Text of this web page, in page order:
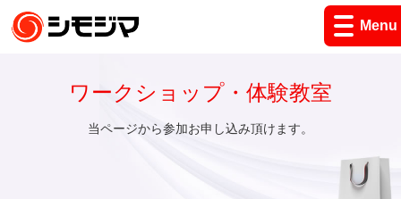
Menu
ワークショップ・体験教室
当ページから参加お申し込み頂けます。